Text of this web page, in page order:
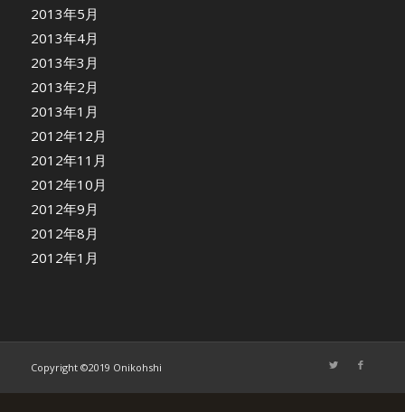
2013年5月
2013年4月
2013年3月
2013年2月
2013年1月
2012年12月
2012年11月
2012年10月
2012年9月
2012年8月
2012年1月
Copyright ©2019 Onikohshi